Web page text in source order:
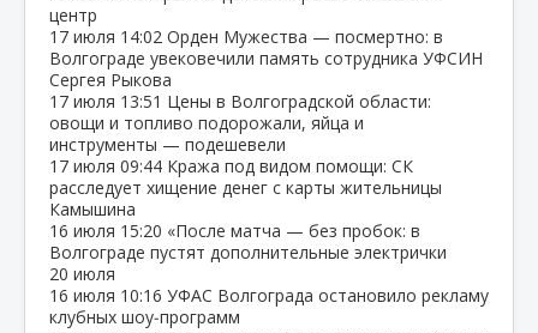
центр
17 июля 14:02 Орден Мужества — посмертно: в
Волгограде увековечили память сотрудника УФСИН
Сергея Рыкова
17 июля 13:51 Цены в Волгоградской области:
овощи и топливо подорожали, яйца и
инструменты — подешевели
17 июля 09:44 Кража под видом помощи: СК
расследует хищение денег с карты жительницы
Камышина
16 июля 15:20 «После матча — без пробок: в
Волгограде пустят дополнительные электрички
20 июля
16 июля 10:16 УФАС Волгограда остановило рекламу
клубных шоу‑программ